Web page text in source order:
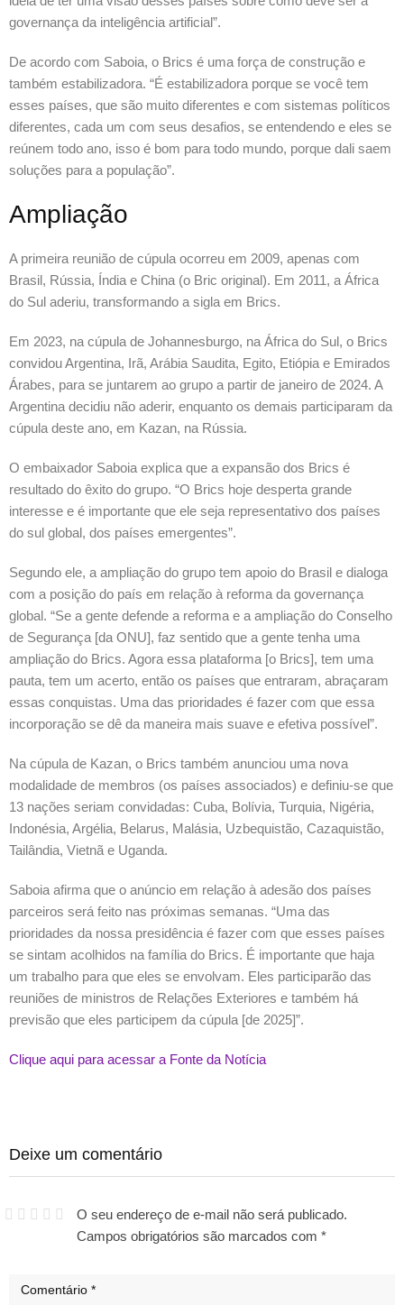
governança da inteligência artificial”.
De acordo com Saboia, o Brics é uma força de construção e
também estabilizadora. “É estabilizadora porque se você tem
esses países, que são muito diferentes e com sistemas políticos
diferentes, cada um com seus desafios, se entendendo e eles se
reúnem todo ano, isso é bom para todo mundo, porque dali saem
soluções para a população”.
Ampliação
A primeira reunião de cúpula ocorreu em 2009, apenas com
Brasil, Rússia, Índia e China (o Bric original). Em 2011, a África
do Sul aderiu, transformando a sigla em Brics.
Em 2023, na cúpula de Johannesburgo, na África do Sul, o Brics
convidou Argentina, Irã, Arábia Saudita, Egito, Etiópia e Emirados
Árabes, para se juntarem ao grupo a partir de janeiro de 2024. A
Argentina decidiu não aderir, enquanto os demais participaram da
cúpula deste ano, em Kazan, na Rússia.
O embaixador Saboia explica que a expansão dos Brics é
resultado do êxito do grupo. “O Brics hoje desperta grande
interesse e é importante que ele seja representativo dos países
do sul global, dos países emergentes”.
Segundo ele, a ampliação do grupo tem apoio do Brasil e dialoga
com a posição do país em relação à reforma da governança
global. “Se a gente defende a reforma e a ampliação do Conselho
de Segurança [da ONU], faz sentido que a gente tenha uma
ampliação do Brics. Agora essa plataforma [o Brics], tem uma
pauta, tem um acerto, então os países que entraram, abraçaram
essas conquistas. Uma das prioridades é fazer com que essa
incorporação se dê da maneira mais suave e efetiva possível”.
Na cúpula de Kazan, o Brics também anunciou uma nova
modalidade de membros (os países associados) e definiu-se que
13 nações seriam convidadas: Cuba, Bolívia, Turquia, Nigéria,
Indonésia, Argélia, Belarus, Malásia, Uzbequistão, Cazaquistão,
Tailândia, Vietnã e Uganda.
Saboia afirma que o anúncio em relação à adesão dos países
parceiros será feito nas próximas semanas. “Uma das
prioridades da nossa presidência é fazer com que esses países
se sintam acolhidos na família do Brics. É importante que haja
um trabalho para que eles se envolvam. Eles participarão das
reuniões de ministros de Relações Exteriores e também há
previsão que eles participem da cúpula [de 2025]”.
Clique aqui para acessar a Fonte da Notícia
Deixe um comentário
O seu endereço de e-mail não será publicado.
Campos obrigatórios são marcados com *